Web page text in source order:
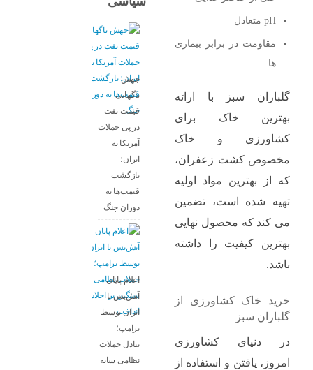
pH متعادل
مقاومت در برابر بیماری
‌ها
گلباران سبز با ارائه
بهترین خاک برای
کشاورزی و خاک
مخصوص کشت زعفران،
که از بهترین مواد اولیه
تهیه شده است، تضمین
می ‌کند که محصول نهایی
بهترین کیفیت را داشته
باشد.
خرید خاک کشاورزی از
گلباران سبز
در دنیای کشاورزی
امروز، یافتن و استفاده از
جهش
ناگهانی
قیمت نفت
در پی حملات
آمریکا به
ایران؛
بازگشت
قیمت‌ها به
دوران جنگ
اعلام پایان
آتش‌بس با
ایران توسط
ترامپ؛
تبادل حملات
نظامی سایه